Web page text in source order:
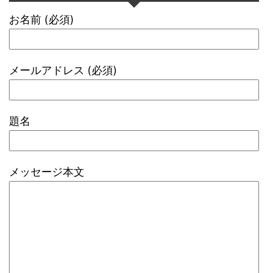
お名前 (必須)
メールアドレス (必須)
題名
メッセージ本文